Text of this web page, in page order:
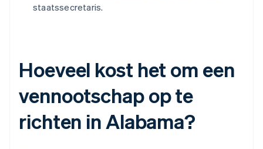
staatssecretaris.
Hoeveel kost het om een
vennootschap op te
richten in Alabama?